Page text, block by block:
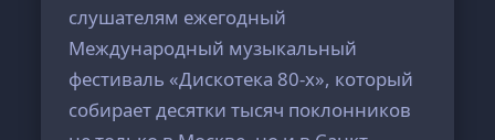
слушателям ежегодный
Международный музыкальный
фестиваль «Дискотека 80-х», который
собирает десятки тысяч поклонников